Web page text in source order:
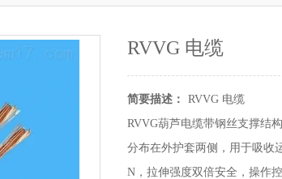
RVVG 电缆
简要描述：
RVVG 电缆
RVVG葫芦电缆带钢丝支撑结
分布在外护套两侧，用于吸收
N，拉伸强度双倍安全，操作